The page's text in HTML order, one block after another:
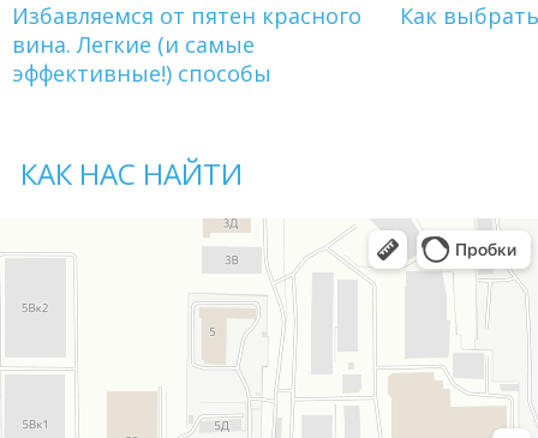
Избавляемся от пятен красного
вина. Легкие (и самые
эффективные!) способы
Как
КАК НАС НАЙТИ